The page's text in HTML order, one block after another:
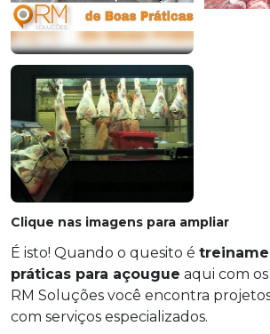
Clique nas imagens para ampliar
É isto! Quando o quesito é
práticas para açougue aqui com
RM Soluções você encontra
com serviços especializados.